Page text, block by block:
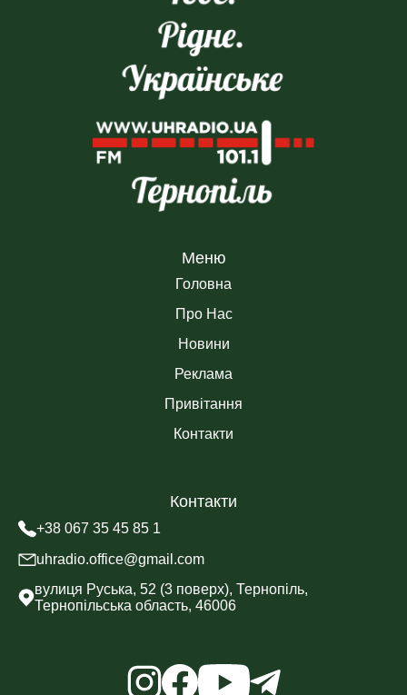
Меню
Головна
Про Нас
Новини
Реклама
Привітання
Контакти
Контакти
+38 067 35 45 85 1
uhradio.office@gmail.com
вулиця Руська, 52 (3 поверх), Тернопіль,
Тернопільська область, 46006